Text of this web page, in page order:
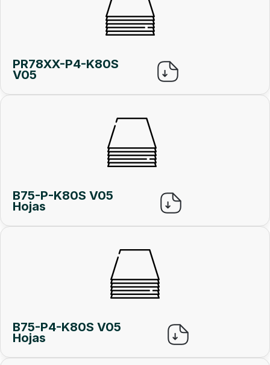
PR78XX-P4-K80S
V05
B75-P-K80S V05
Hojas
B75-P4-K80S V05
Hojas